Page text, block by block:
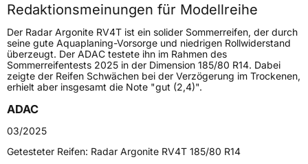
Höchstgeschwindigkeit
140 km/h
Lastindex106/104
Höchstlast950/900 kg
Gewicht (in kg)8 kg
FahrzeugtypTransporter
Redaktionsmeinungen für Modellreihe
Der Radar Argonite RV4T ist ein solider Sommerreifen, der durch
seine gute Aquaplaning-Vorsorge und niedrigen Rollwiderstand
überzeugt. Der ADAC testete ihn im Rahmen des
Sommerreifentests 2025 in der Dimension 185/80 R14. Dabei
zeigte der Reifen Schwächen bei der Verzögerung im Trockenen,
erhielt aber insgesamt die Note "gut (2,4)".
ADAC
03/2025
Getesteter Reifen: Radar Argonite RV4T 185/80 R14